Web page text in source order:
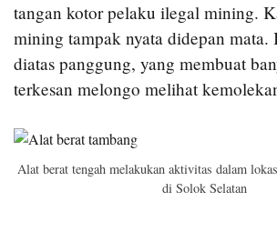
tangan kotor pelaku ilegal mining.
mining tampak nyata didepan mata.
diatas panggung, yang membuat
terkesan melongo melihat
Alat berat tengah melakukan aktivitas dalam
di Solok Selatan